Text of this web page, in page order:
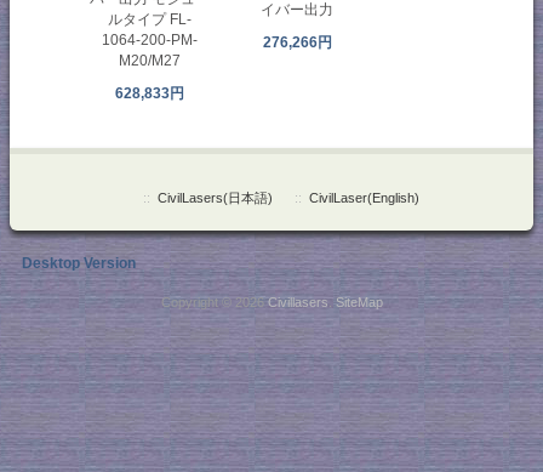
ルタイプ FL-
1064-200-PM-
M20/M27
628,833円
イバー出力
276,266円
:: CivilLasers(日本語) :: CivilLaser(English)
Desktop Version
Copyright © 2026Civillasers. SiteMap